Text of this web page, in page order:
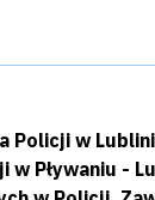
Policji w
Pływaniu -